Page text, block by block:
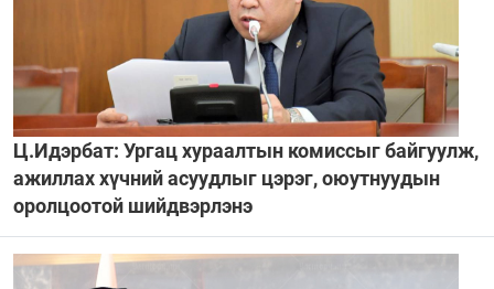
Ц.Идэрбат: Ургац хураалтын комиссыг байгуулж,
ажиллах хүчний асуудлыг цэрэг, оюутнуудын
оролцоотой шийдвэрлэнэ